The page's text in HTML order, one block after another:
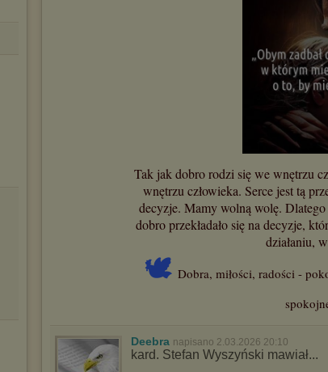
Tak jak dobro rodzi się we wnętrzu
wnętrzu człowieka. Serce jest tą
decyzje. Mamy wolną wolę.
dobro przekładało się na decyzje,
działaniu,
🕊 Dobra, miłości, radości -
Deebra napisano 2.03.2026 20:10
kard. Stefan Wyszyński mawiał...